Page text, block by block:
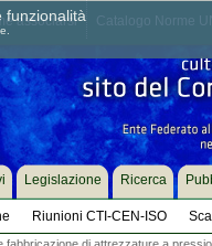
associarsi
Riunioni CTI-CEN-ISO
Legislazione Ricerca
funzionalità